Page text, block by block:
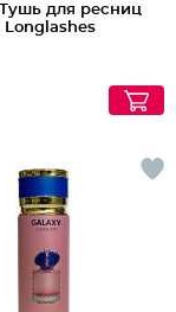
Тушь для ресниц
Longlashes